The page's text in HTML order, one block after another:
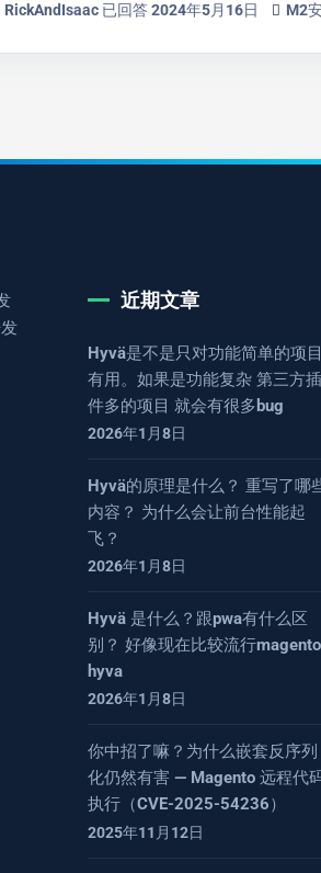
RickAndIsaac 已回答2024年5月16日 M2
近期文章
Hyvä是不是只对功能简单的项目
有用。如果是功能复杂 第三方插
件多的项目 就会有很多bug
2026年1月8日
Hyvä的原理是什么？ 重写了哪
内容？ 为什么会让前台性能起
飞？
2026年1月8日
Hyvä 是什么？跟pwa有什么区
别？ 好像现在比较流行magento
hyva
2026年1月8日
你中招了嘛？为什么嵌套反序列
化仍然有害 — Magento 远程代
执行（CVE-2025-54236）
2025年11月12日